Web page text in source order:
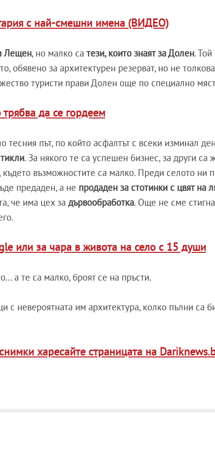
с най-смешни имена (ВИДЕО)
Лещен, но малко са тези, които знаят за Долен.
обявено за архитектурен резерват, но не
туристи прави Долен още по специално
да се гордеем
тесния път, по който асфалтът с всеки изминал
тикли. За някого те са успешен бизнес, за други са
възможностите са малко. Преди селото ни
предаден, а не продаден за стотинки с цвят на
че има цех за дървообработка. Още не сме
или за чара в живота на село с 15 души
а те са малко, броят се на пръсти.
с невероятната им архитектура, колко пълни са
харесайте страницата на